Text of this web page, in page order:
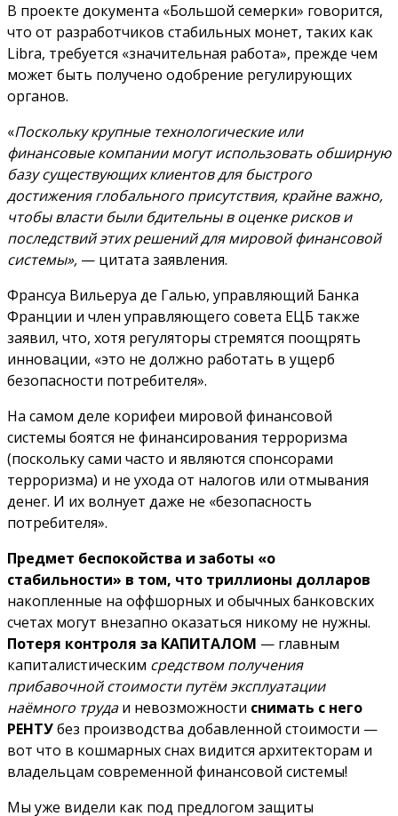
В проекте документа «Большой семерки» говорится,
что от разработчиков стабильных монет, таких как
Libra, требуется «значительная работа», прежде чем
может быть получено одобрение регулирующих
органов.
«Поскольку крупные технологические или
финансовые компании могут использовать обширную
базу существующих клиентов для быстрого
достижения глобального присутствия, крайне важно,
чтобы власти были бдительны в оценке рисков и
последствий этих решений для мировой финансовой
системы», — цитата заявления.
Франсуа Вильеруа де Галью, управляющий Банка
Франции и член управляющего совета ЕЦБ также
заявил, что, хотя регуляторы стремятся поощрять
инновации, «это не должно работать в ущерб
безопасности потребителя».
На самом деле корифеи мировой финансовой
системы боятся не финансирования терроризма
(поскольку сами часто и являются спонсорами
терроризма) и не ухода от налогов или отмывания
денег. И их волнует даже не «безопасность
потребителя».
Предмет беспокойства и заботы «о
стабильности» в том, что триллионы долларов
накопленные на оффшорных и обычных банковских
счетах могут внезапно оказаться никому не нужны.
Потеря контроля за КАПИТАЛОМ — главным
капиталистическим средством получения
прибавочной стоимости путём эксплуатации
наёмного трудаи невозможности снимать с него
РЕНТУбез производства добавленной стоимости —
вот что в кошмарных снах видится архитекторам и
владельцам современной финансовой системы!
Мы уже видели как под предлогом защиты